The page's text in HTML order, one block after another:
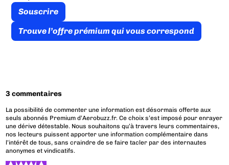
Souscrire
Trouve l’offre prémium qui vous correspond
3 commentaires
La possibilité de commenter une information est désormais offerte aux
seuls abonnés Premium d’Aerobuzz.fr. Ce choix s’est imposé pour enrayer
une dérive détestable. Nous souhaitons qu’à travers leurs commentaires,
nos lecteurs puissent apporter une information complémentaire dans
l’intérêt de tous, sans craindre de se faire tacler par des internautes
anonymes et vindicatifs.